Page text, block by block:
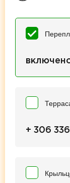
+ 306 336